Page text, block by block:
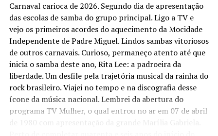
Carnaval carioca de 2026. Segundo dia de apresentação
das escolas de samba do grupo principal. Ligo a TV e
vejo os primeiros acordes do aquecimento da Mocidade
Independente de Padre Miguel. Lindos sambas vitoriosos
de outros carnavais. Curioso, permaneço atento até que
inicia o samba deste ano, Rita Lee: a padroeira da
liberdade. Um desfile pela trajetória musical da rainha do
rock brasileiro. Viajei no tempo e na discografia desse
ícone da música nacional. Lembrei da abertura do
programa TV Mulher, o qual entrou no ar em 07 de abril
de 1980 com apresentação da grande Marília Gabriela.